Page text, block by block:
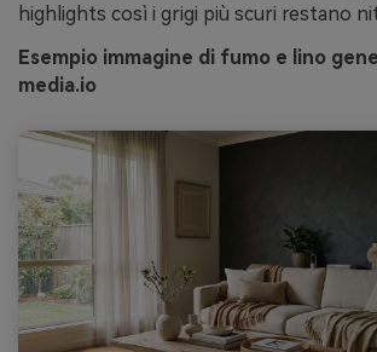
highlights così i grigi più scuri restano
Esempio immagine di fumo e lino
media.io